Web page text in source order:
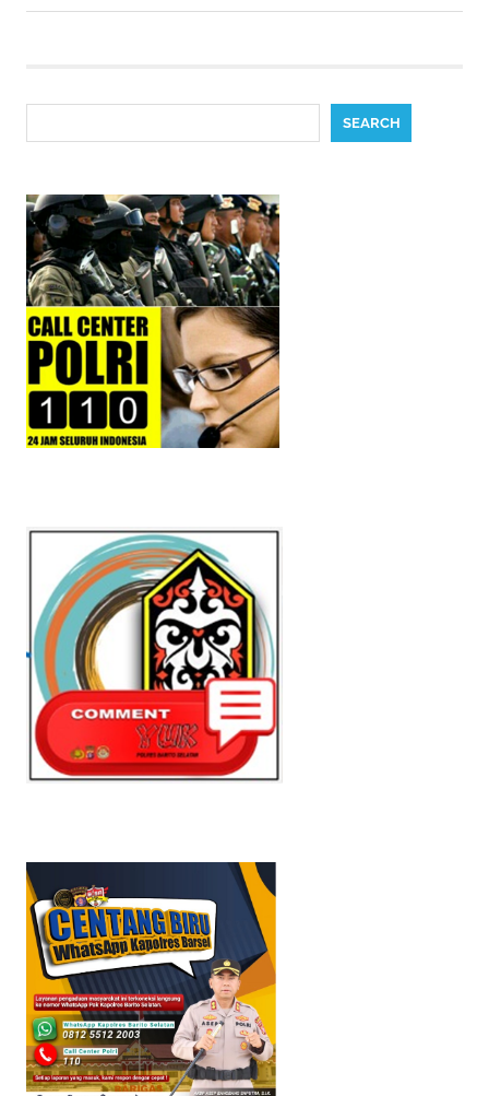
SEARCH